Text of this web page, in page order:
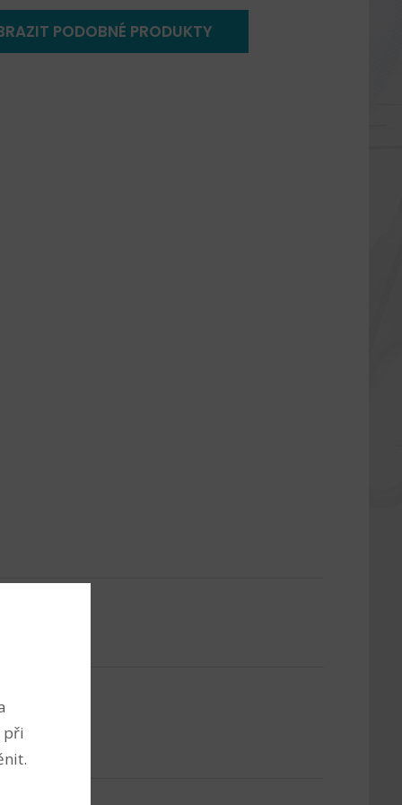
PODOBNÉ PRODUKTY
při